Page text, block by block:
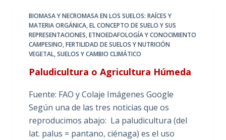
BIOMASA Y NECROMASA EN LOS SUELOS: RAÍCES Y
MATERIA ORGÁNICA,EL CONCEPTO DE SUELO Y SUS
REPRESENTACIONES,ETNOEDAFOLOGÍA Y CONOCIMIENTO
CAMPESINO,FERTILIDAD DE SUELOS Y NUTRICIÓN
VEGETAL,SUELOS Y CAMBIO CLIMÁTICO
Paludicultura o Agricultura Húmeda
Fuente: FAO y Colaje Imágenes Google
Según una de las tres noticias que os
reproducimos abajo: La paludicultura (del
lat. palus = pantano, ciénaga) es el uso